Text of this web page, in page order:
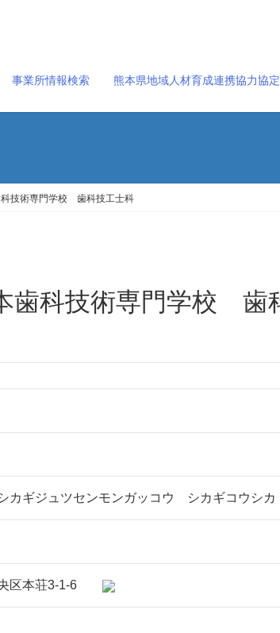
事業所情報検索 熊本県地域人材育成連携協力協定
技術専門学校 歯科技工士科
カギジュツセンモンガッコウ シカギコウシカ
央区本荘3-1-6